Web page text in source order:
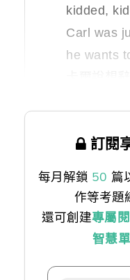
kidded,
Carl was
he wants
訂閱
每月解鎖 50 篇
作等考題
還可創建專屬
智慧